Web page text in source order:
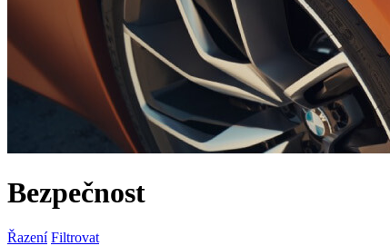
Bezpečnost
Řazení Filtrovat